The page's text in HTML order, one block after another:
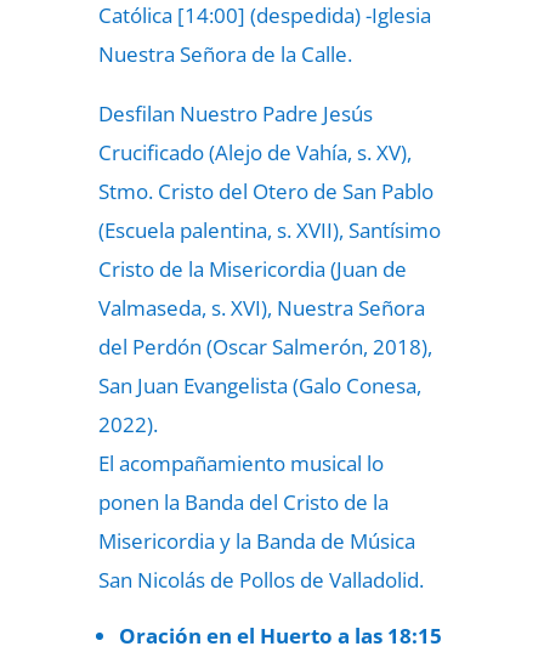
Católica [14:00] (despedida) -Iglesia
Nuestra Señora de la Calle.
Desfilan Nuestro Padre Jesús
Crucificado (Alejo de Vahía, s. XV),
Stmo. Cristo del Otero de San Pablo
(Escuela palentina, s. XVII), Santísimo
Cristo de la Misericordia (Juan de
Valmaseda, s. XVI), Nuestra Señora
del Perdón (Oscar Salmerón, 2018),
San Juan Evangelista (Galo Conesa,
2022).
El acompañamiento musical lo
ponen la Banda del Cristo de la
Misericordia y la Banda de Música
San Nicolás de Pollos de Valladolid.
Oración en el Huerto a las 18:15